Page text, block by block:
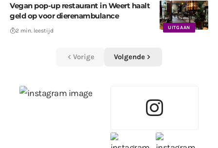
UITGAAN
Vegan pop-up restaurant in Weert haalt
geld op voor dierenambulance
2 min. leestijd
Vorige Volgende